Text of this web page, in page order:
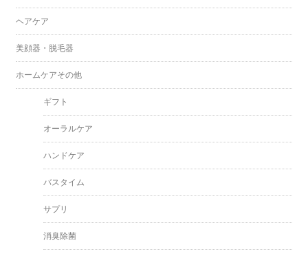
ヘアケア
美顔器・脱毛器
ホームケアその他
ギフト
オーラルケア
ハンドケア
バスタイム
サプリ
消臭除菌